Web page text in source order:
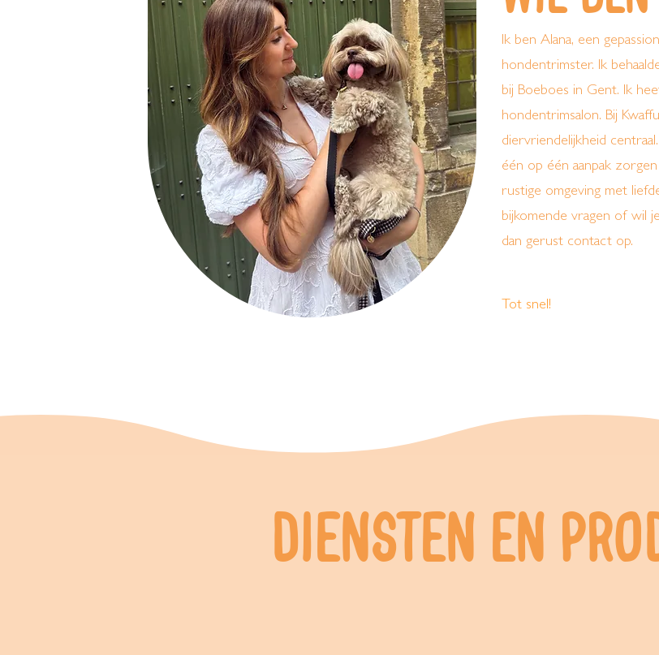
Ik ben Alana, een
hondentrimster. Ik
bij Boeboes in Gent. Ik
hondentrimsalon. Bij
diervriendelijkheid
één op één aanpak
rustige omgeving met
bijkomende vragen of wil
dan gerust contact op.
Tot snel!
Diensten en